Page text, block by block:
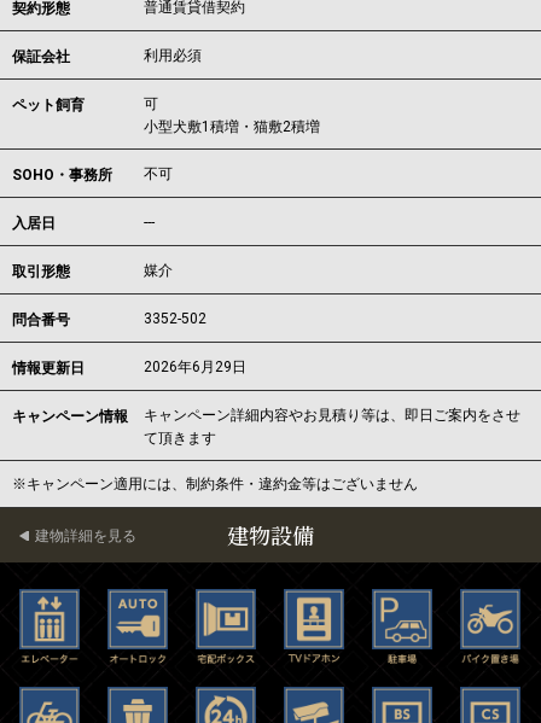
契約形態 普通賃貸借契約
保証会社 利用必須
ペット飼育
可
小型犬敷1積増・猫敷2積増
SOHO・事務所 不可
入居日 ---
取引形態 媒介
問合番号 3352-502
情報更新日 2026年6月29日
キャンペーン情報
キャンペーン詳細内容やお見積り等は、即日ご案内をさせ
て頂きます
※キャンペーン適用には、制約条件・違約金等はございません
建物設備
建物詳細を見る